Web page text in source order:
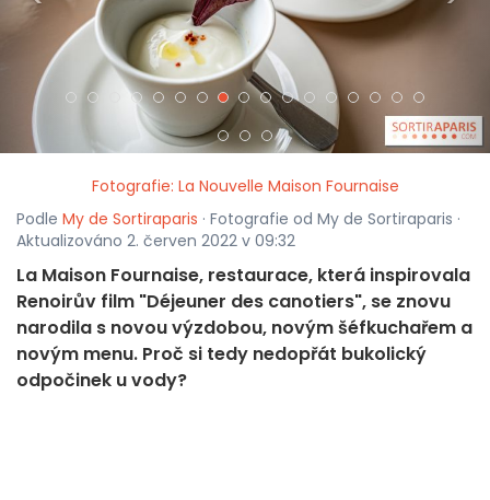
Fotografie: La Nouvelle Maison Fournaise
Podle My de Sortiraparis · Fotografie od My de Sortiraparis ·
Aktualizováno 2. červen 2022 v 09:32
La Maison Fournaise, restaurace, která inspirovala
Renoirův film "Déjeuner des canotiers", se znovu
narodila s novou výzdobou, novým šéfkuchařem a
novým menu. Proč si tedy nedopřát bukolický
odpočinek u vody?